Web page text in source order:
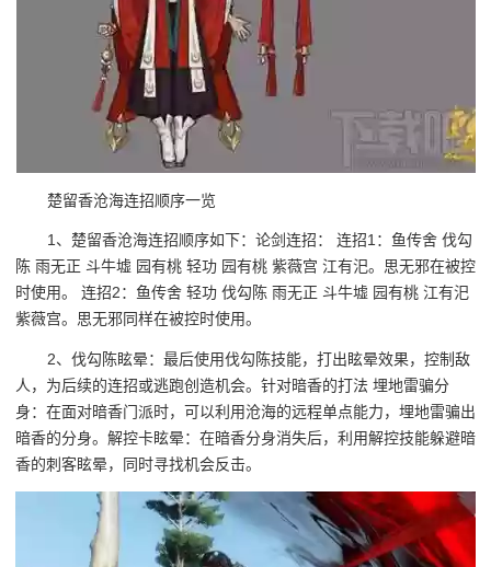
楚留香沧海连招顺序一览
1、楚留香沧海连招顺序如下：论剑连招： 连招1：鱼传舍 伐勾
陈 雨无正 斗牛墟 园有桃 轻功 园有桃 紫薇宫 江有汜。思无邪在被控
时使用。 连招2：鱼传舍 轻功 伐勾陈 雨无正 斗牛墟 园有桃 江有汜
紫薇宫。思无邪同样在被控时使用。
2、伐勾陈眩晕：最后使用伐勾陈技能，打出眩晕效果，控制敌
人，为后续的连招或逃跑创造机会。针对暗香的打法 埋地雷骗分
身：在面对暗香门派时，可以利用沧海的远程单点能力，埋地雷骗出
暗香的分身。解控卡眩晕：在暗香分身消失后，利用解控技能躲避暗
香的刺客眩晕，同时寻找机会反击。